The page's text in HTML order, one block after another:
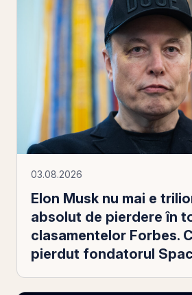
03.08.2026
Elon Musk nu mai e
absolut de pierdere în
clasamentelor Forbes.
pierdut fondatorul